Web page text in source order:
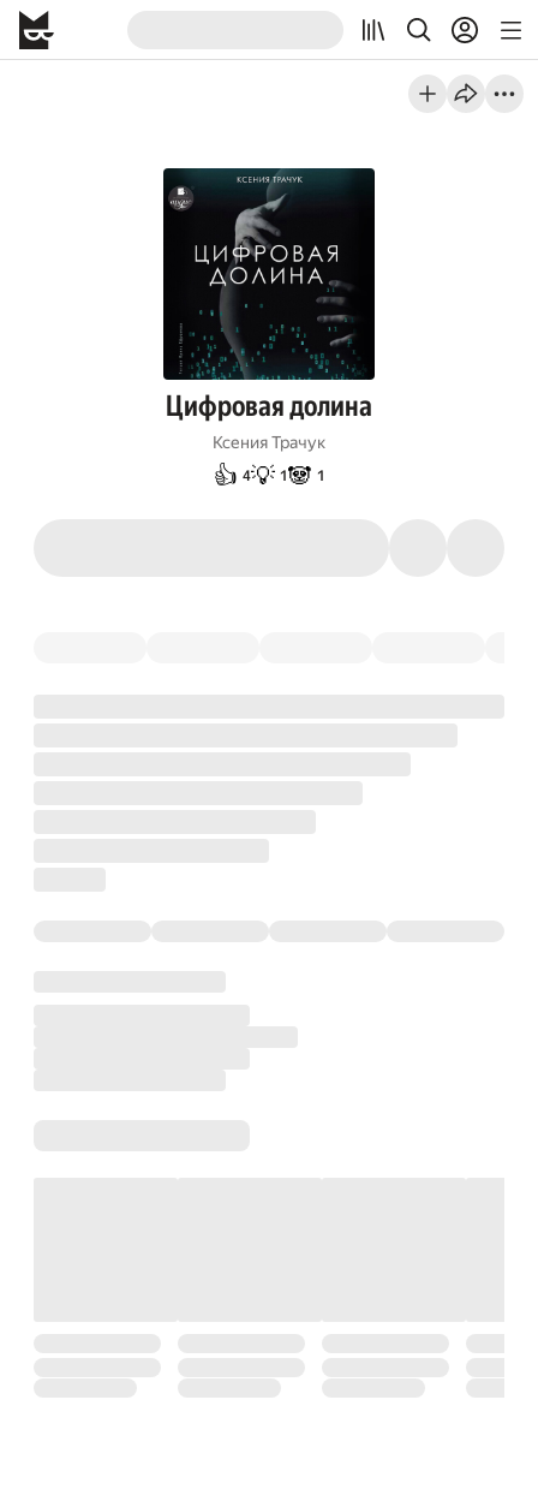
Цифровая долина
Ксения Трачук
👍 4💡 1🐼 1